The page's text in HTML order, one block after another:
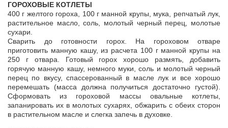
ГОРОХОВЫЕ КОТЛЕТЫ
400 г желтого гороха, 100 г манной крупы, мука, репчатый лук,
растительное масло, соль, молотый черный перец, молотые
сухари.
Сварить до готовности горох. На гороховом отваре
приготовить манную кашу, из расчета 100 г манной крупы на
250 г отвара. Готовый горох хорошо размять, добавить
горячую манную кашу, немного муки, соль и молотый черный
перец по вкусу, спассерованный в масле лук и все хорошо
перемешать (масса должна получиться достаточно густой).
Сформовать из гороховой массы овальные котлеты,
запанировать их в молотых сухарях, обжарить с обеих сторон
в растительном масле и слегка запечь в духовке.